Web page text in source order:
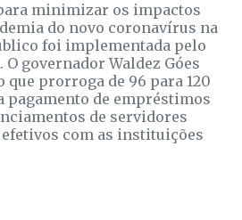
minimizar os impactos
do novo coronavírus na
foi implementada pelo
O governador Waldez Góes
que prorroga de 96 para 120
pagamento de empréstimos
de servidores
com as instituições